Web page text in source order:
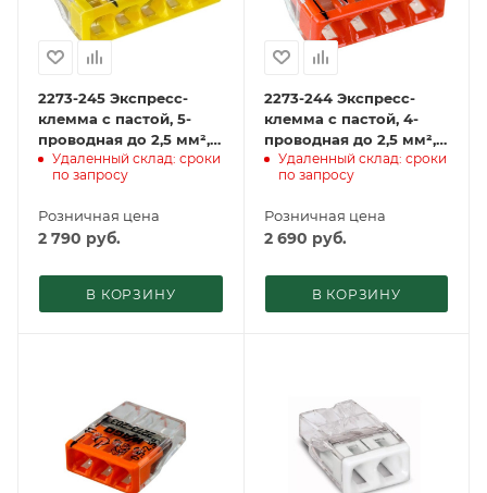
2273-245 Экcпресс-
клемма с пастой, 5-
проводная до 2,5 мм²,
(100 шт./уп.) WAGO
Удаленный склад: сроки
по запросу
Розничная цена
2 790 руб.
В КОРЗИНУ
2273-244 Экcпресс-
клемма с пастой, 4-
проводная до 2,5 мм²,
(100 шт./уп.) WAGO
Удаленный склад: сроки
по запросу
Розничная цена
2 690 руб.
В КОРЗИНУ